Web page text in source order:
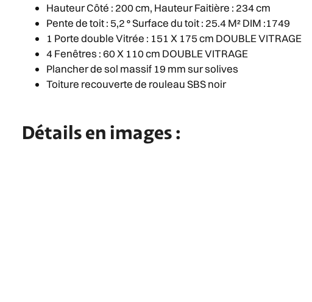
Hauteur Côté : 200 cm, Hauteur Faitière : 234 cm
Pente de toit : 5,2 ° Surface du toit : 25.4 M² DIM :1749
1 Porte double Vitrée : 151 X 175 cm DOUBLE VITRAGE
4 Fenêtres : 60 X 110 cm DOUBLE VITRAGE
Plancher de sol massif 19 mm sur solives
Toiture recouverte de rouleau SBS noir
Détails en images :